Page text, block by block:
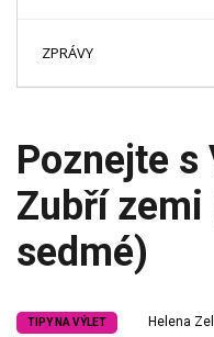
ZPRÁVY
Poznejte s
Zubří
sedmé)
TIPY NA VÝLET Helena